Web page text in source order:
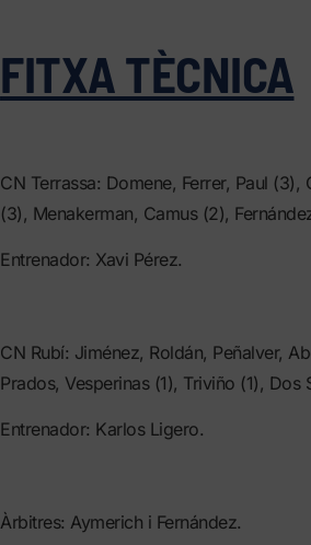
FITXA TÈCNICA
CN Terrassa: Domene, Ferrer, Paul
(3), Menakerman, Camus (2),
Entrenador: Xavi Pérez.
CN Rubí: Jiménez, Roldán, Peñalver,
Prados, Vesperinas (1), Triviño (1), Dos
Entrenador: Karlos Ligero.
Àrbitres: Aymerich i Fernández.